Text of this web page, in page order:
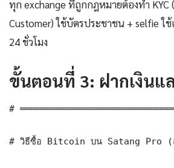
ทุก exchange ที่ถูกกฎหมายต้องทำ KYC
Customer) ใช้บัตรประชาชน + selfie ใ
24 ชั่วโมง
ขั้นตอนที่ 3: ฝากเงินแ
#
# วิธีซื้อ Bitcoin บน Satang Pro (ส